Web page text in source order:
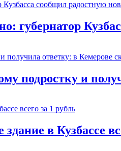
губернатор
подростку и
в Кузбассе